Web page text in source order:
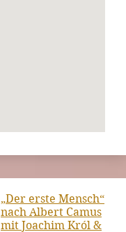
„Der erste Mensch“
nach Albert Camus
mit Joachim Król &